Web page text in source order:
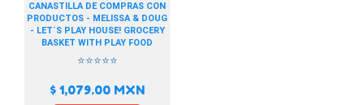
CANASTILLA DE COMPRAS CON
PRODUCTOS - MELISSA & DOUG
- LET´S PLAY HOUSE! GROCERY
BASKET WITH PLAY FOOD
⭐⭐⭐⭐⭐
$ 1,079.00 MXN